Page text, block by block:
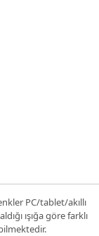
PC/tablet/akıllı
ışığa göre farklı